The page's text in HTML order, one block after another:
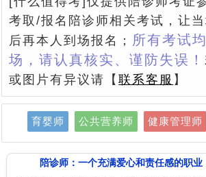
考取/报名陪诊师相关考试，让
后再本人到场报名； 所有考试
场，请认真核实、谨防失误！
或图片有异议请【联系客服 】
育婴师 公共营养师 健康管理师
陪诊师：一个充满爱心和责任感的职业